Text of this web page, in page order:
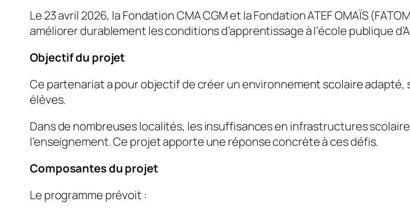
Le 23 avril 2026, la Fondation CMA CGM et la Fondation ATEF OMAÏS
améliorer durablement les conditions d’apprentissage à l’école publique
Objectif du projet
Ce partenariat a pour objectif de créer un environnement scolaire
élèves.
Dans de nombreuses localités, les insuffisances en infrastructures
l’enseignement. Ce projet apporte une réponse concrète à ces défis.
Composantes du projet
Le programme prévoit :